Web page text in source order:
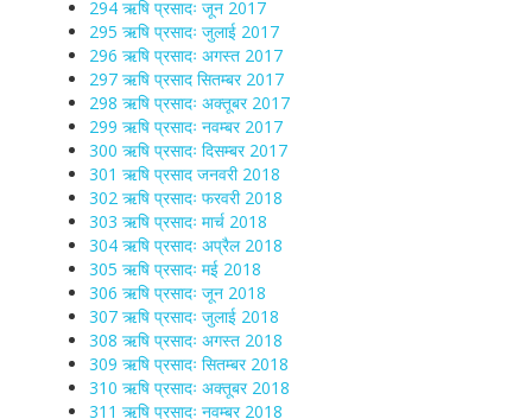
294 ऋषि प्रसादः जून 2017
295 ऋषि प्रसादः जुलाई 2017
296 ऋषि प्रसादः अगस्त 2017
297 ऋषि प्रसाद सितम्बर 2017
298 ऋषि प्रसादः अक्तूबर 2017
299 ऋषि प्रसादः नवम्बर 2017
300 ऋषि प्रसादः दिसम्बर 2017
301 ऋषि प्रसाद जनवरी 2018
302 ऋषि प्रसादः फरवरी 2018
303 ऋषि प्रसादः मार्च 2018
304 ऋषि प्रसादः अप्रैल 2018
305 ऋषि प्रसादः मई 2018
306 ऋषि प्रसादः जून 2018
307 ऋषि प्रसादः जुलाई 2018
308 ऋषि प्रसादः अगस्त 2018
309 ऋषि प्रसादः सितम्बर 2018
310 ऋषि प्रसादः अक्तूबर 2018
311 ऋषि प्रसादः नवम्बर 2018